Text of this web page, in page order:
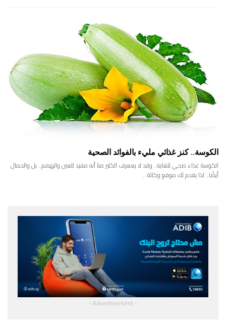
الكوسة.. كنز غذائي مليء بالفوائد الصحية
الكوسة غذاء صحي للغاية.. وقد لا يععرف الكثير منا أنه مفيد للعين والهضم.. بل والجمال
أيضًا.. لذا يقدم لك موقع وكالة…
- Advertisement -